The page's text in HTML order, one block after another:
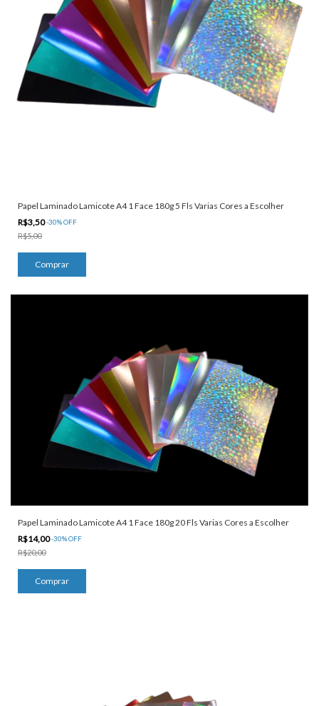
Papel Laminado Lamicote A4 1 Face 180g 5 Fls Varias Cores a Escolher
R$3,50-30%OFF
R$5,00
Comprar
Papel Laminado Lamicote A4 1 Face 180g 20 Fls Varias Cores a Escolher
R$14,00-30%OFF
R$20,00
Comprar